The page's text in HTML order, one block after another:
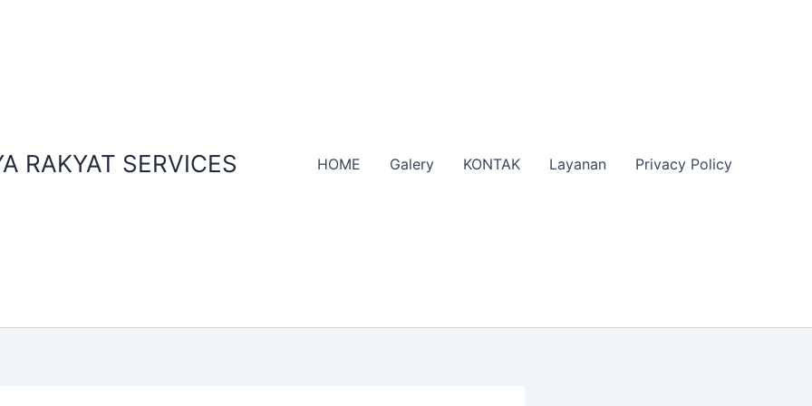
RAKYAT SERVICES HOME Galery KONTAK Layanan Privacy Policy